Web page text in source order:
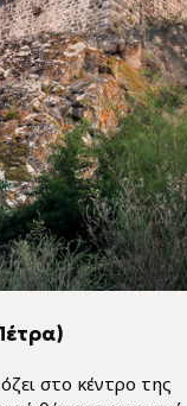
στο κέντρο της